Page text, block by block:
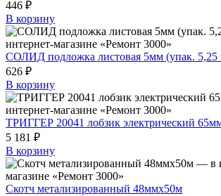
446 ₽
В корзину
СОЛИД подложка листовая 5мм (упак. 5,25
626 ₽
В корзину
ТРИГГЕР 20041 лобзик электрический
5 181 ₽
В корзину
Скотч метализированный 48ммх50м